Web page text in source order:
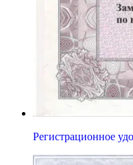
Регистрационное